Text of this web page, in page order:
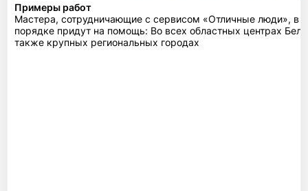
Примеры работ
Мастера, сотрудничающие с сервисом «Отличные люди», в
порядке придут на помощь: Во всех областных центрах
также крупных региональных городах